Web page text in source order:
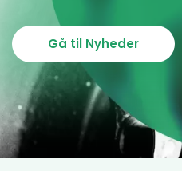
Gå til Nyheder